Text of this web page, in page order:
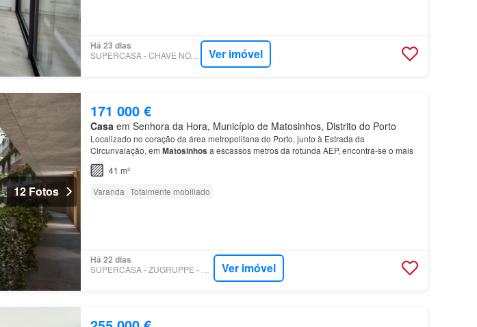
Há 23 dias
SUPERCASA - CHAVE NOVA - GAIA NORTE Ver imóvel
12 Fotos
171 000 €
Casa em Senhora da Hora, Município de Matosinhos, Distrito do Porto
Localizado no coração da área metropolitana do Porto, junto à Estrada da
Circunvalação, em Matosinhos a escassos metros da rotunda AEP, encontra-se o mais
41 m²
Varanda Totalmente mobiliado
Há 22 dias
SUPERCASA - ZUGRUPPE - THE VELVET RETURN Ver imóvel